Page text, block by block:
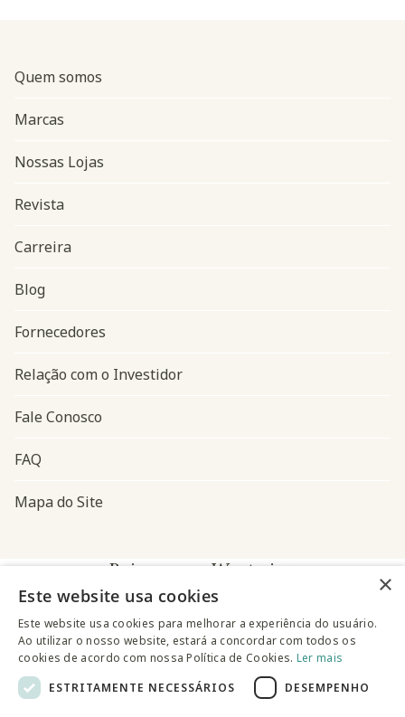
Navegação do rodapé
Quem somos
Marcas
Nossas Lojas
Revista
Carreira
Blog
Fornecedores
Relação com o Investidor
Fale Conosco
FAQ
Mapa do Site
Baixe o app Westwing
×
Este website usa cookies
Este website usa cookies para melhorar a experiência do usuário.
Ao utilizar o nosso website, estará a concordar com todos os
cookies de acordo com nossa Política de Cookies. Ler mais
ESTRITAMENTE NECESSÁRIOS
DESEMPENHO